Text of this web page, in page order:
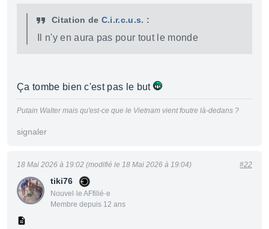
Citation de C.i.r.c.u.s. :
Il n'y en aura pas pour tout le monde
Ça tombe bien c'est pas le but
Putain Walter mais qu'est-ce que le Vietnam vient foutre là-dedans ?
signaler
tiki76
Nouvel·le AFfilié·e
Membre depuis 12 ans
18 Mai 2026 à 19:02 (modifié le 18 Mai 2026 à 19:04) #22